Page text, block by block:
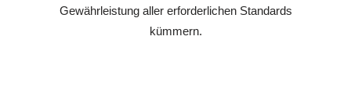
Gewährleistung aller erforderlichen Standards
kümmern.